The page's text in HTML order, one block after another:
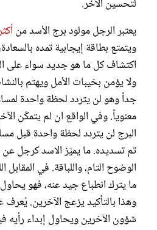
لتحسين الآخر.
يعتبر الرجل مولود برج الأسد من
ويتمتع بطاقة إيجابية تمده
اكتشاف كل ما هو جديد سواء على
ولا يؤمن بخيبات الأمل ويهتم
جداً وهو لن يتردد لحظة واحدة
معنوياً. وفي الواقع ان لم يتمكّن
البرج لن يتردد لحظة واحدة قبل
تم تسديده. ما يميّز الاسد كرجل
الوضوح التام، واللباقة. في المقابل
ما يترك انطباع جيد عنه، فهو
وهذا بالتأكيد يزعج الآخرين. يُعرف
شؤون الآخرين ويحاول إبداء رأيه